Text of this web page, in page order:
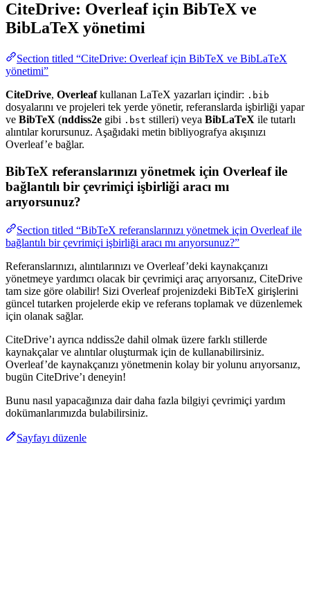
CiteDrive: Overleaf için BibTeX ve
BibLaTeX yönetimi
Section titled “CiteDrive: Overleaf için BibTeX ve BibLaTeX
yönetimi”
CiteDrive, Overleafkullanan LaTeX yazarları içindir: .bib
dosyalarını ve projeleri tek yerde yönetir, referanslarda işbirliği yapar
ve BibTeX (nddiss2e gibi .bst stilleri) veya BibLaTeX ile tutarlı
alıntılar korursunuz. Aşağıdaki metin bibliyografya akışınızı
Overleaf’e bağlar.
BibTeX referanslarınızı yönetmek için Overleaf ile
bağlantılı bir çevrimiçi işbirliği aracı mı
arıyorsunuz?
Section titled “BibTeX referanslarınızı yönetmek için Overleaf ile
bağlantılı bir çevrimiçi işbirliği aracı mı arıyorsunuz?”
Referanslarınızı, alıntılarınızı ve Overleaf’deki kaynakçanızı
yönetmeye yardımcı olacak bir çevrimiçi araç arıyorsanız, CiteDrive
tam size göre olabilir! Sizi Overleaf projenizdeki BibTeX girişlerini
güncel tutarken projelerde ekip ve referans toplamak ve düzenlemek
için olanak sağlar.
CiteDrive’ı ayrıca nddiss2e dahil olmak üzere farklı stillerde
kaynakçalar ve alıntılar oluşturmak için de kullanabilirsiniz.
Overleaf’de kaynakçanızı yönetmenin kolay bir yolunu arıyorsanız,
bugün CiteDrive’ı deneyin!
Bunu nasıl yapacağınıza dair daha fazla bilgiyi çevrimiçi yardım
dokümanlarımızda bulabilirsiniz.
Sayfayı düzenle